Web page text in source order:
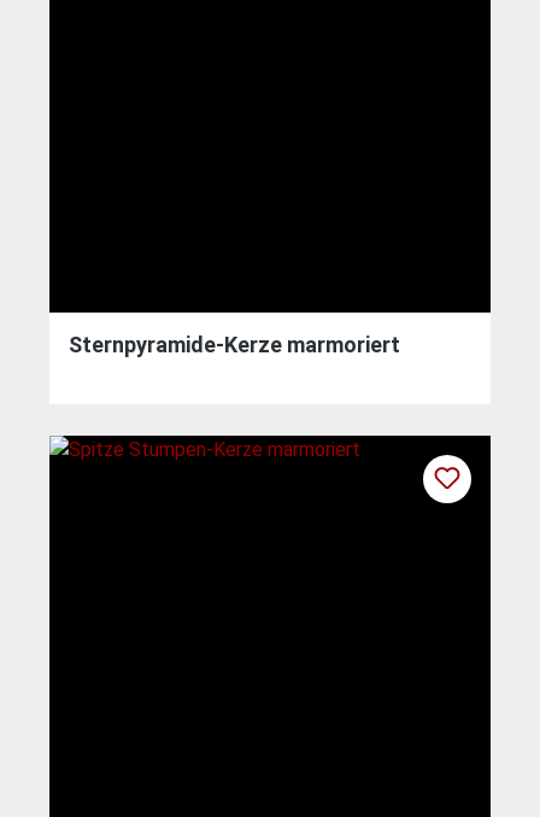
Sternpyramide-Kerze marmoriert